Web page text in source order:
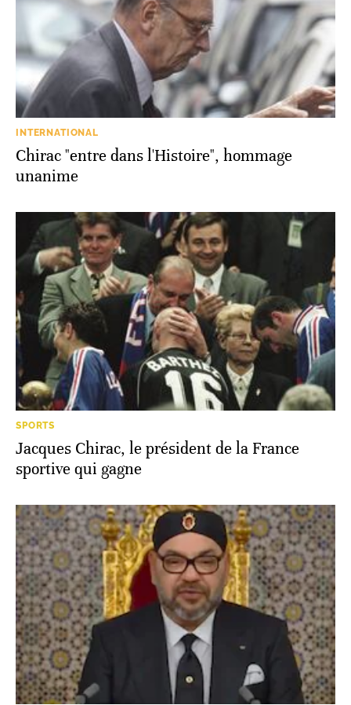
INTERNATIONAL
Chirac "entre dans l'Histoire", hommage
unanime
SPORTS
Jacques Chirac, le président de la France
sportive qui gagne